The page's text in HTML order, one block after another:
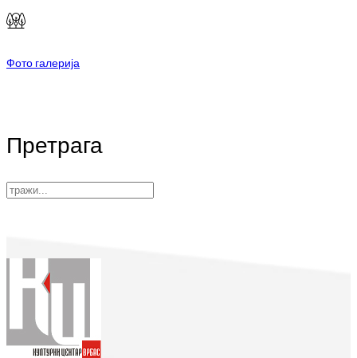
Фото галерија
Претрага